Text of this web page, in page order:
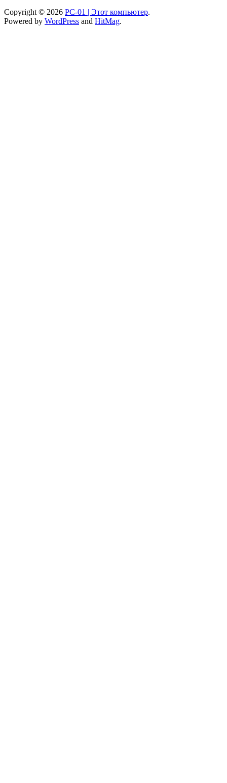
Copyright © 2026 PC-01 | Этот компьютер.
Powered by WordPress and HitMag.